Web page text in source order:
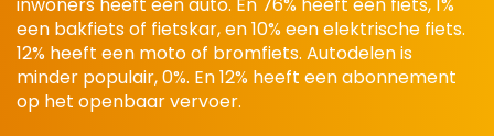
een bakfiets of fietskar, en 10% een elektrische fiets.
12% heeft een moto of bromfiets. Autodelen is
minder populair, 0%. En 12% heeft een abonnement
op het openbaar vervoer.